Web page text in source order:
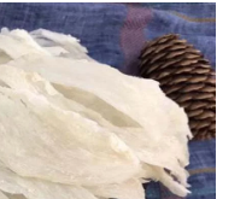
。